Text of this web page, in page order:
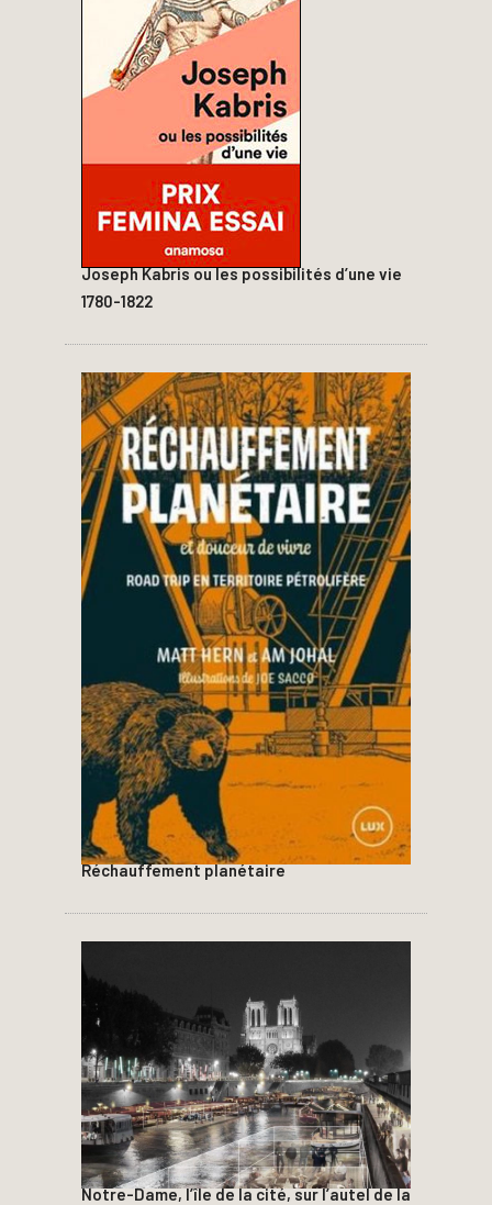
Joseph Kabris ou les possibilités d’une vie
1780-1822
Réchauffement planétaire
Notre-Dame, l’île de la cité, sur l’autel de la